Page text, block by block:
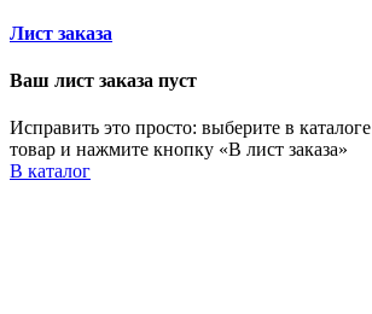
Лист заказа
Ваш лист заказа пуст
Исправить это просто: выберите в
товар и нажмите кнопку «В лист заказа»
В каталог